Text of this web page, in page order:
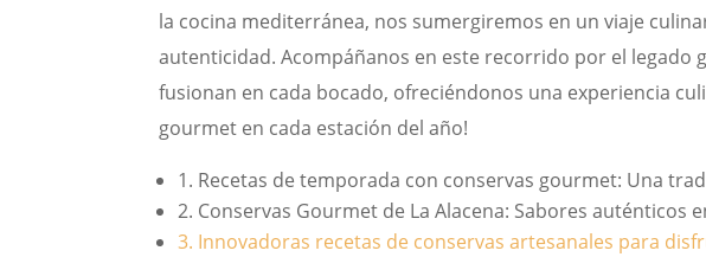
la cocina mediterránea, nos sumergiremos en un viaje
autenticidad. Acompáñanos en este recorrido por el legado
fusionan en cada bocado, ofreciéndonos una experiencia
gourmet en cada estación del año!
1. Recetas de temporada con conservas gourmet: Una
2. Conservas Gourmet de La Alacena: Sabores auténticos
3. Innovadoras recetas de conservas artesanales para